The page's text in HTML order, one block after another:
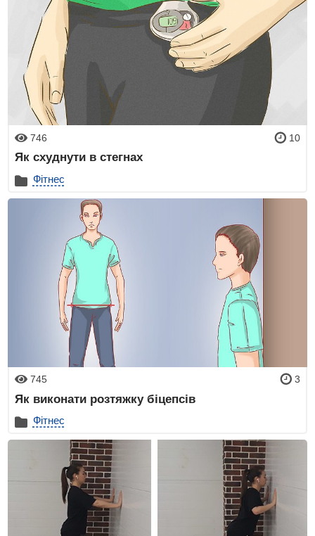
746 10
Як схуднути в стегнах
Фітнес
745 3
Як виконати розтяжку біцепсів
Фітнес